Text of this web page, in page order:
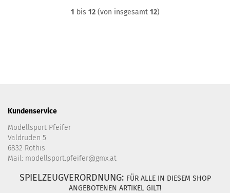
1 bis 12(von insgesamt 12)
Kundenservice
Modellsport Pfeifer
Valdruden 5
6832 Röthis
Mail: modellsport.pfeifer@gmx.at
SPIELZEUGVERORDNUNG: FÜR ALLE IN DIESEM SHOP
ANGEBOTENEN ARTIKEL GILT!